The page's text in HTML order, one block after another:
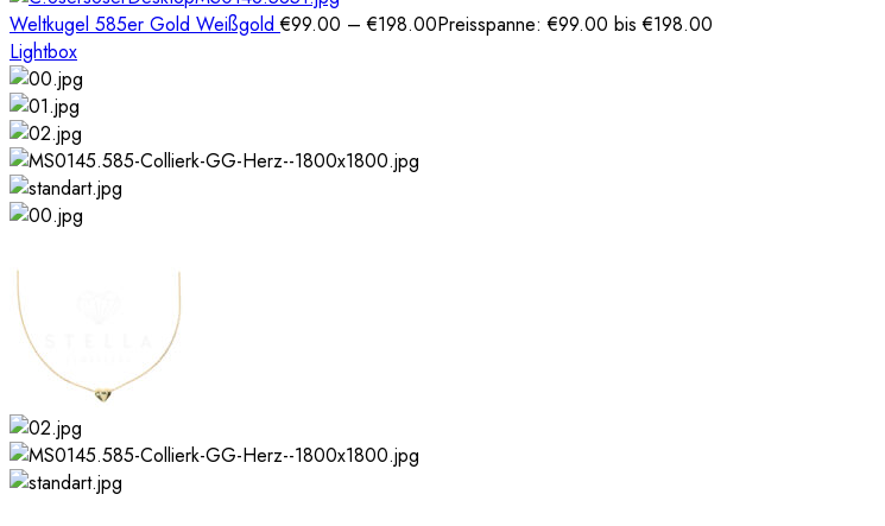
Weltkugel 585er Gold Weißgold€99.00 –€198.00Preisspanne: €99.00 bis €198.00
Lightbox